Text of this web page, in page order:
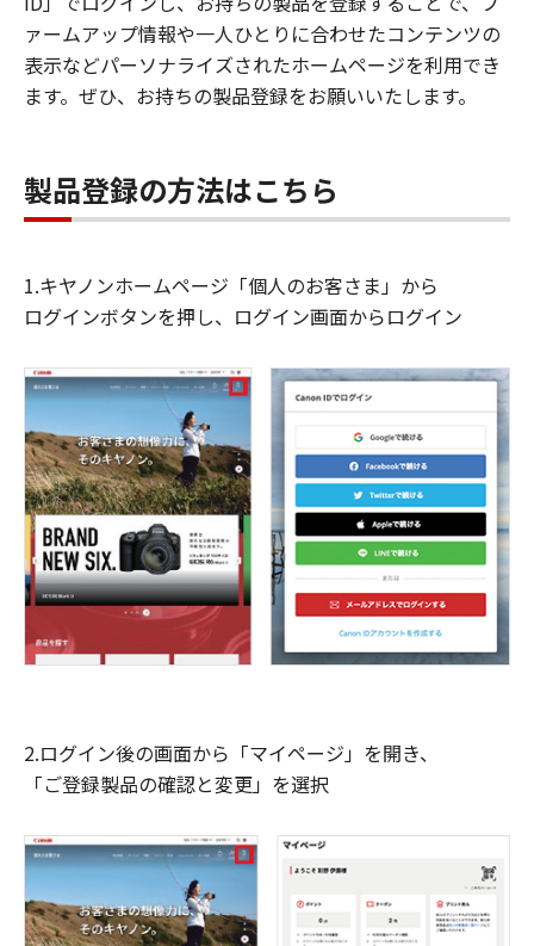
ァームアップ情報や一人ひとりに合わせたコンテンツの
表示などパーソナライズされたホームページを利用でき
ます。ぜひ、お持ちの製品登録をお願いいたします。
製品登録の方法はこちら
1.キヤノンホームページ「個人のお客さま」から
ログインボタンを押し、ログイン画面からログイン
2.ログイン後の画面から「マイページ」を開き、
「ご登録製品の確認と変更」を選択